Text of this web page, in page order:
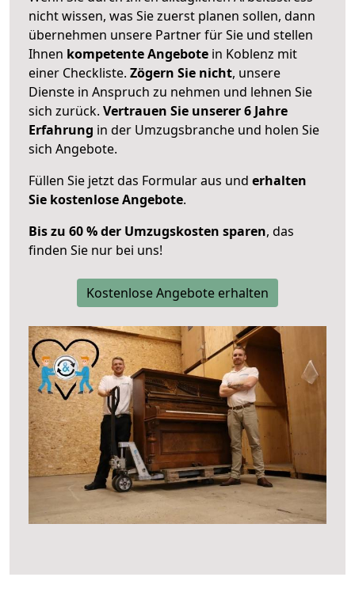
nicht wissen, was Sie zuerst planen sollen, dann
übernehmen unsere Partner für Sie und stellen
Ihnen kompetente Angebote in Koblenz mit
einer Checkliste. Zögern Sie nicht, unsere
Dienste in Anspruch zu nehmen und lehnen Sie
sich zurück. Vertrauen Sie unserer 6 Jahre
Erfahrung in der Umzugsbranche und holen Sie
sich Angebote.
Füllen Sie jetzt das Formular aus und erhalten
Sie kostenlose Angebote.
Bis zu 60 % der Umzugskosten sparen, das
finden Sie nur bei uns!
Kostenlose Angebote erhalten